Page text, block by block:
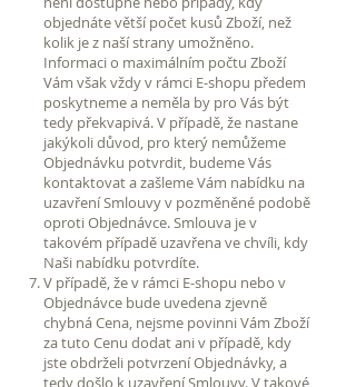
objednáte větší počet kusů Zboží, než
kolik je z naší strany umožněno.
Informaci o maximálním počtu Zboží
Vám však vždy v rámci E-shopu předem
poskytneme a neměla by pro Vás být
tedy překvapivá. V případě, že nastane
jakýkoli důvod, pro který nemůžeme
Objednávku potvrdit, budeme Vás
kontaktovat a zašleme Vám nabídku na
uzavření Smlouvy v pozměněné podobě
oproti Objednávce. Smlouva je v
takovém případě uzavřena ve chvíli, kdy
Naši nabídku potvrdíte.
V případě, že v rámci E-shopu nebo v
Objednávce bude uvedena zjevně
chybná Cena, nejsme povinni Vám Zboží
za tuto Cenu dodat ani v případě, kdy
jste obdrželi potvrzení Objednávky, a
tedy došlo k uzavření Smlouvy. V takové